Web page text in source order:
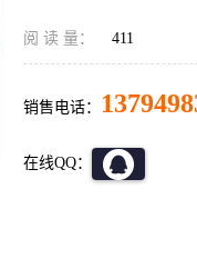
阅 读 量： 411
销售电话：
在线QQ：